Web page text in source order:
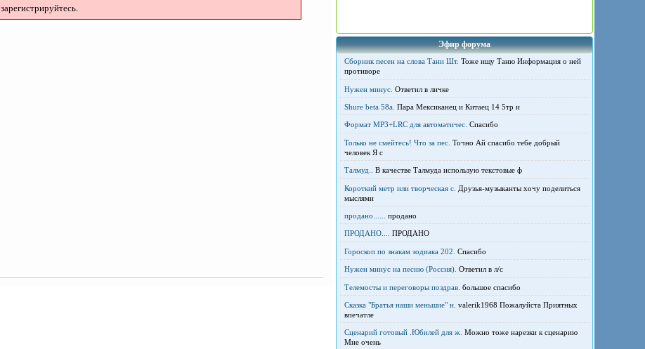
Эфир форума
Сборник песен на слова Тани Шт. Тоже ищу Таню Информация о ней
противоре
Нужен минус. Ответил в личке
Shure beta 58а. Пара Мексиканец и Китаец 14 5тр и
Формат MP3+LRC для автоматичес. Спасибо
Только не смейтесь! Что за пес. Точно Ай спасибо тебе добрый
человек Я с
Талмуд.. В качестве Талмуда использую текстовые ф
Короткий метр или творческая с. Друзья-музыканты хочу поделиться
мыслями
продано...... продано
ПРОДАНО.... ПРОДАНО
Гороскоп по знакам зодиака 202. Спасибо
Нужен минус на песню (Россия). Ответил в л/с
Телемосты и переговоры поздрав. большое спасибо
Сказка "Братья наши меньшие" н. valerik1968 Пожалуйста Приятных
впечатле
Сценарий готовый .Юбилей для ж. Можно тоже нарезки к сценарию
Мне очень